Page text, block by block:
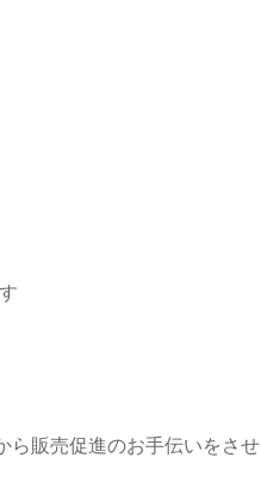
ら販売促進のお⼿伝いをさせ